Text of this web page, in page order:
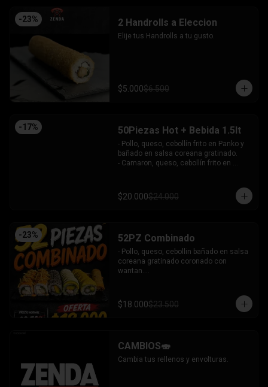
-23% 2 Handrolls a Eleccion
Elije tus Handrolls a tu gusto.
$5.000$6.500
-17% 50Piezas Hot + Bebida 1.5lt
- Pollo, queso, cebollín frito en Panko y
bañado en salsa coreana gratinado.
- Camaron, queso, cebollín frito en
bañado en salsa tari.
- Salmón, queso, cebollín frito en Panko.
$20.000$24.000
-23% 52PZ Combinado
- Pollo, queso, cebollin bañado en salsa
coreana gratinado coronado con
wantan.
wantan.
-kanikama, palta envuelto en sesamo.
gratinado.
+ 2 arrollado primavera.
$18.000$23.500
CAMBIOS🍣
Cambia tus rellenos y envolturas.